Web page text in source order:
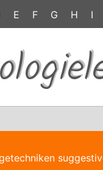
E F G H I